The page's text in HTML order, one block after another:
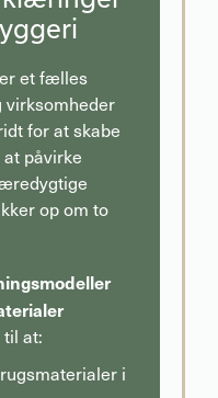
et fælles
virksomheder
for at skabe
påvirke
op om to
at:
i